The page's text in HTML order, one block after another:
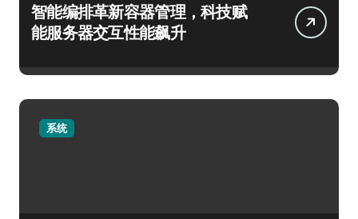
智能编排革新容器管理，科技赋
能服务器交互性能飙升
系统